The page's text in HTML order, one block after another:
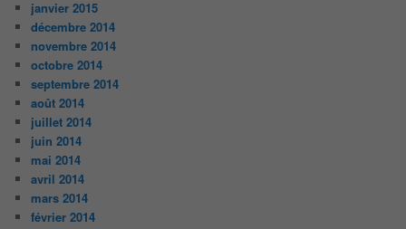
janvier 2015
décembre 2014
novembre 2014
octobre 2014
septembre 2014
août 2014
juillet 2014
juin 2014
mai 2014
avril 2014
mars 2014
février 2014